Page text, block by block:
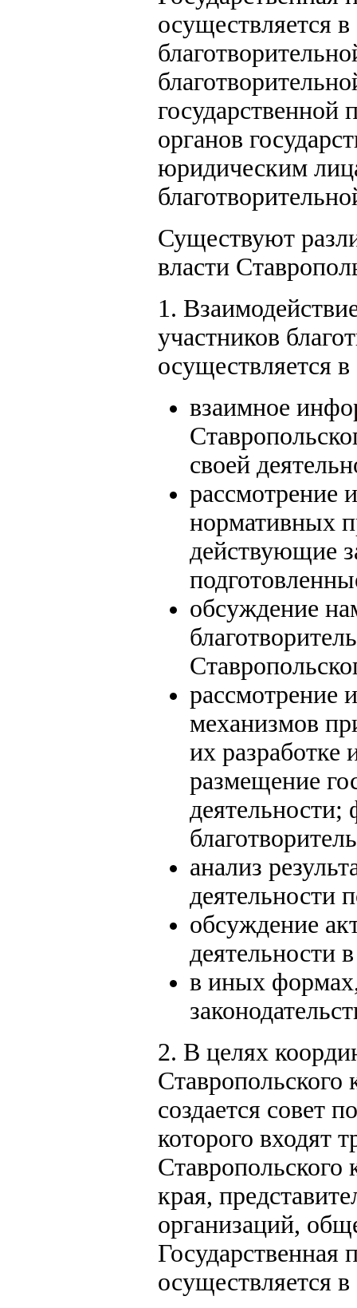
осуществляется
государственной
органов
юридическим
Существуют
власти
1.
участников
осуществляется
взаимное
своей
рассмотрение
нормативных
действующие
обсуждение
рассмотрение
механизмов
их разработке
размещение
анализ
деятельности
обсуждение
деятельности
в иных
2. В целях
Ставропольского
создается совет
которого входят
Ставропольского
края,
организаций,
Государственная
осуществляется